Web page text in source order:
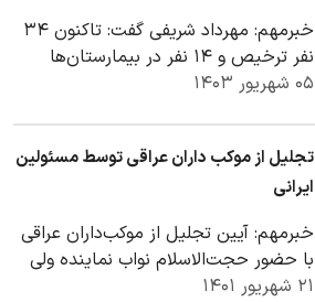
خبرمهم: مهرداد شریفی گفت: تاکنون ۳۴
نفر ترخیص و ۱۴ نفر در بیمارستان‌ها
بستری هستند.
۰۵ شهریور ۱۴۰۳
تجلیل از موکب داران عراقی توسط مسئولین
ایرانی
خبرمهم: آیین تجلیل از موکب‌داران عراقی
با حضور حجت‌الاسلام نواب نماینده ولی
فقیه در امور حج و زیارت، مسئول کمیته…
۲۱ شهریور ۱۴۰۱